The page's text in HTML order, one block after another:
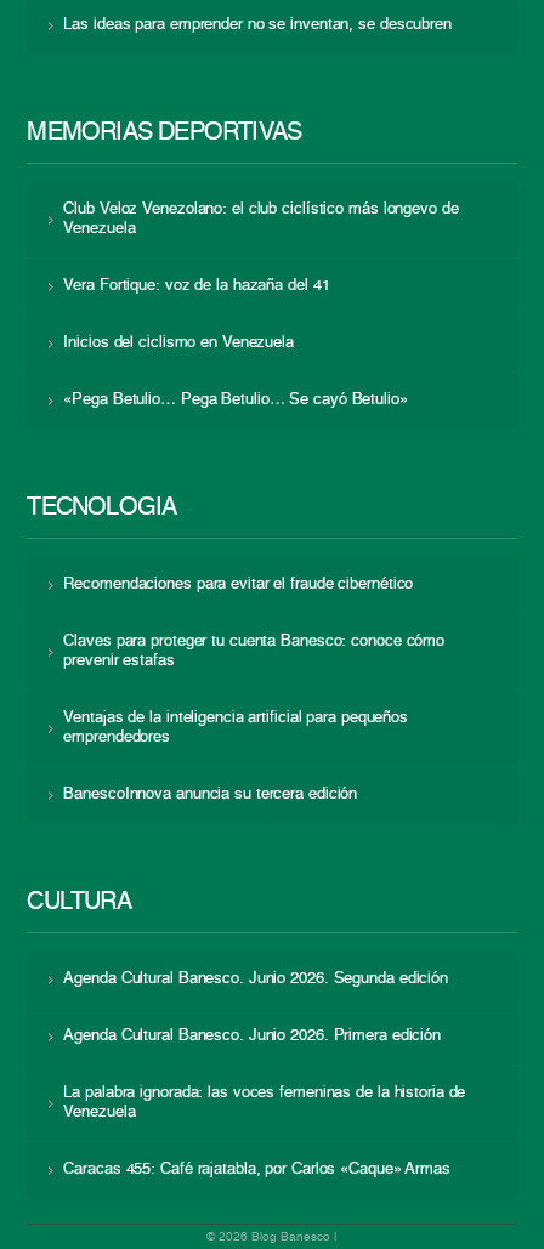
Las ideas para emprender no se inventan, se descubren
MEMORIAS DEPORTIVAS
Club Veloz Venezolano: el club ciclístico más longevo de
Venezuela
Vera Fortique: voz de la hazaña del 41
Inicios del ciclismo en Venezuela
«Pega Betulio… Pega Betulio… Se cayó Betulio»
TECNOLOGÍA
Recomendaciones para evitar el fraude cibernético
Claves para proteger tu cuenta Banesco: conoce cómo
prevenir estafas
Ventajas de la inteligencia artificial para pequeños
emprendedores
BanescoInnova anuncia su tercera edición
CULTURA
Agenda Cultural Banesco. Junio 2026. Segunda edición
Agenda Cultural Banesco. Junio 2026. Primera edición
La palabra ignorada: las voces femeninas de la historia de
Venezuela
Caracas 455: Café rajatabla, por Carlos «Caque» Armas
© 2026 Blog Banesco |